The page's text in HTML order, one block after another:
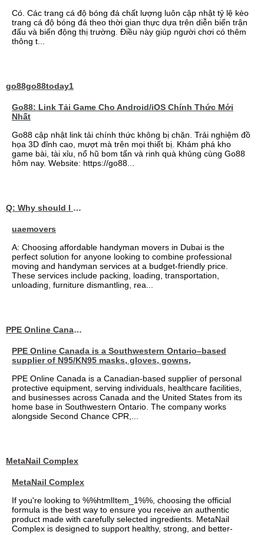
Có. Các trang cá độ bóng đá chất lượng luôn cập nhật tỷ lệ kèo
trang cá độ bóng đá theo thời gian thực dựa trên diễn biến trận
đấu và biến động thị trường. Điều này giúp người chơi có thêm
thông t...
go88go88today1
Go88: Link Tải Game Cho Android/iOS Chính Thức Mới
Nhất
Go88 cập nhật link tải chính thức không bị chặn. Trải nghiệm đồ
họa 3D đỉnh cao, mượt mà trên mọi thiết bị. Khám phá kho
game bài, tài xỉu, nổ hũ bom tấn và rinh quà khủng cùng Go88
hôm nay. Website: https://go88...
Q: Why should I choose affordable handyman movers in Dubai for my relocation and maintenance needs?
uaemovers
A: Choosing affordable handyman movers in Dubai is the
perfect solution for anyone looking to combine professional
moving and handyman services at a budget-friendly price.
These services include packing, loading, transportation,
unloading, furniture dismantling, rea...
PPE Online Canada – Bulk PPE Supplier | N95, Gloves, Masks & Medical Supplies
PPE Online Canada is a Southwestern Ontario–based
supplier of N95/KN95 masks, gloves, gowns,
PPE Online Canada is a Canadian-based supplier of personal
protective equipment, serving individuals, healthcare facilities,
and businesses across Canada and the United States from its
home base in Southwestern Ontario. The company works
alongside Second Chance CPR,...
MetaNail Complex
MetaNail Complex
If you're looking to %%htmlItem_1%%, choosing the official
formula is the best way to ensure you receive an authentic
product made with carefully selected ingredients. MetaNail
Complex is designed to support healthy, strong, and better-